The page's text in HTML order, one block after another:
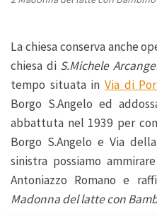
La chiesa conserva anche
chiesa di S.Michele
tempo situata in Via di
Borgo S.Angelo ed
abbattuta nel 1939 per
Borgo S.Angelo e Via
sinistra possiamo
Antoniazzo Romano e
Madonna del latte con